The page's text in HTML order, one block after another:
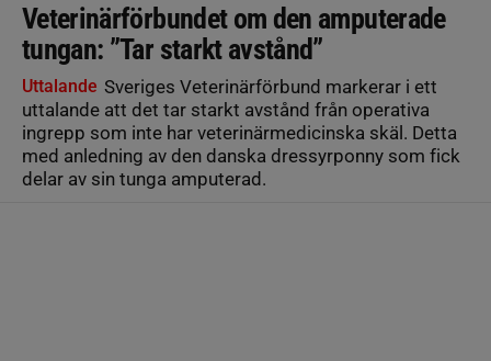
Veterinärförbundet om den amputerade
tungan: ”Tar starkt avstånd”
Uttalande Sveriges Veterinärförbund markerar i ett
uttalande att det tar starkt avstånd från operativa
ingrepp som inte har veterinärmedicinska skäl. Detta
med anledning av den danska dressyrponny som fick
delar av sin tunga amputerad.